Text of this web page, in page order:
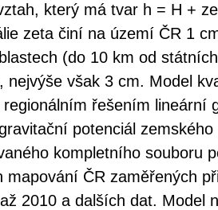
který má tvar h = H +
zeta činí na území ČR 1
(do 10 km od
nejvýše však 3 cm. Model
regionálním řešením lineární
potenciál
kompletního souboru
mapování ČR zaměřených
2010 a dalších dat. Model